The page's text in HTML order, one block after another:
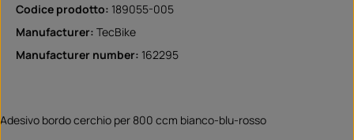
Codice prodotto: 189055-005
Manufacturer: TecBike
Manufacturer number: 162295
Adesivo bordo cerchio per 800 ccm bianco-blu-rosso